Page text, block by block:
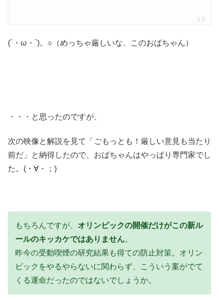
(´・ω・`)。○（めっちゃ厳しいな、このおばちゃん）
・・・と思ったのですが、
次の映像と解説を見て「ごもっとも！厳しい意見も当たり
前だ」と納得したので、おばちゃんはやっぱり専門家でし
た。(・∀・；)
もちろんですが、 オリンピックの開催だけがこの新ル
ールのキッカケではありません。
昨今の受動喫煙の研究結果も得ての防止対策。オリン
ピックをやるやらないに関わらず、こういう案がでて
くる運命だったのではないでしょうか。